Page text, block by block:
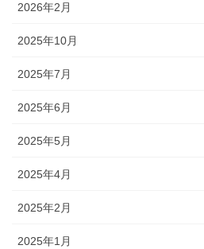
2026年2月
2025年10月
2025年7月
2025年6月
2025年5月
2025年4月
2025年2月
2025年1月